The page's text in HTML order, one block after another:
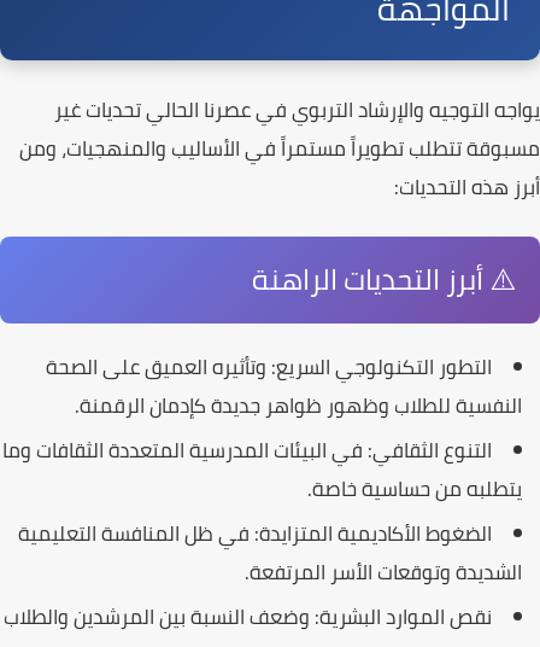
يواجهالتوجيه والإرشاد التربويفي عصرنا الحالي تحديات غير
مسبوقة تتطلب تطويراً مستمراً في الأساليب والمنهجيات، ومن
أبرز هذه التحديات:
⚠️ أبرز التحديات الراهنة
التطور التكنولوجي السريع:وتأثيره العميق على الصحة
النفسية للطلاب وظهور ظواهر جديدة كإدمان الرقمنة.
التنوع الثقافي:في البيئات المدرسية المتعددة الثقافات وما
يتطلبه من حساسية خاصة.
الضغوط الأكاديمية المتزايدة:في ظل المنافسة التعليمية
الشديدة وتوقعات الأسر المرتفعة.
نقص الموارد البشرية:وضعف النسبة بين المرشدين والطلاب